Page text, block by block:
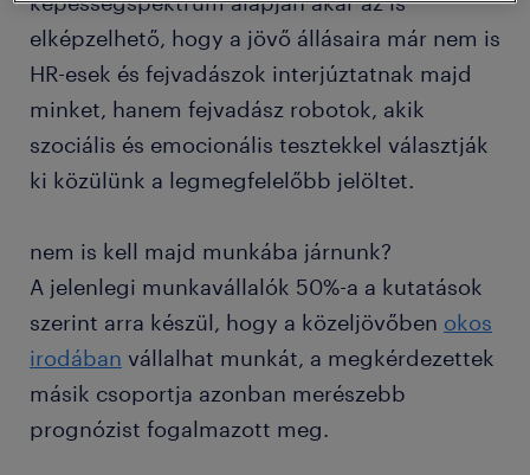
elképzelhető, hogy a jövő állásaira már nem is
HR-esek és fejvadászok interjúztatnak majd
minket, hanem fejvadász robotok, akik
szociális és emocionális tesztekkel választják
ki közülünk a legmegfelelőbb jelöltet.
nem is kell majd munkába járnunk?
A jelenlegi munkavállalók 50%-a a kutatások
szerint arra készül, hogy a közeljövőben okos
irodában vállalhat munkát, a megkérdezettek
másik csoportja azonban merészebb
prognózist fogalmazott meg.